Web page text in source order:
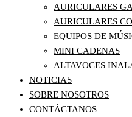
AURICULARES
AURICULARES
EQUIPOS DE
MINI CADENAS
ALTAVOCES
NOTICIAS
SOBRE NOSOTROS
CONTÁCTANOS